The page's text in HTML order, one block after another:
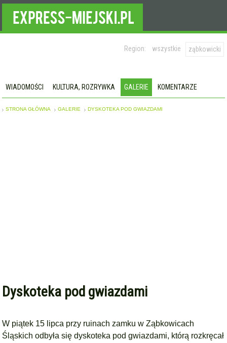
Region: wszystkie ząbkowicki
WIADOMOŚCI KULTURA, ROZRYWKA GALERIE KOMENTARZE
STRONA GŁÓWNA GALERIE DYSKOTEKA POD GWIAZDAMI
Dyskoteka pod gwiazdami
W piątek 15 lipca przy ruinach zamku w Ząbkowicach
Śląskich odbyła się dyskoteka pod gwiazdami, którą rozkręcał